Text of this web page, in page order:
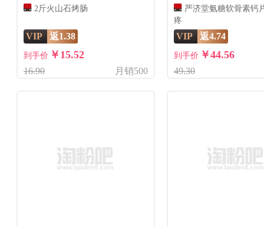
2斤火山石烤肠
VIP 返1.38
到手价 ￥15.52
16.90 月销500
严济堂氨糖软骨素钙
疼
VIP 返4.74
到手价 ￥44.56
49.30